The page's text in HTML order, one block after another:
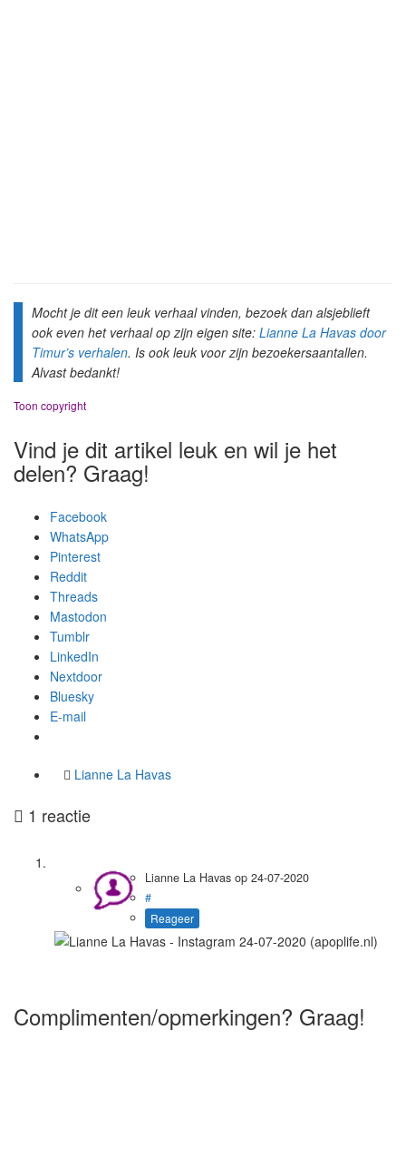
Mocht je dit een leuk verhaal vinden, bezoek dan alsjeblieft
ook even het verhaal op zijn eigen site: Lianne La Havas door
Timur’s verhalen. Is ook leuk voor zijn bezoekersaantallen.
Alvast bedankt!
Toon copyright
Vind je dit artikel leuk en wil je het
delen? Graag!
Facebook
WhatsApp
Pinterest
Reddit
Threads
Mastodon
Tumblr
LinkedIn
Nextdoor
Bluesky
E-mail
Lianne La Havas
1 reactie
Lianne La Havas op 24-07-2020
#
Reageer
Complimenten/opmerkingen? Graag!